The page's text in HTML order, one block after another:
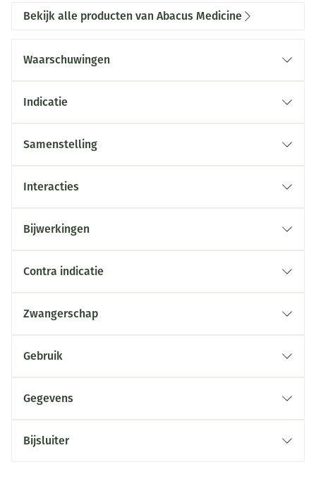
Bekijk alle producten van Abacus Medicine
Waarschuwingen
Indicatie
Samenstelling
Interacties
Bijwerkingen
Contra indicatie
Zwangerschap
Gebruik
Gegevens
Bijsluiter